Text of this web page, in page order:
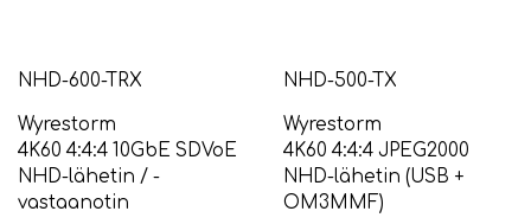
NHD-600-TRX
Wyrestorm
4K60 4:4:4 10GbE SDVoE
NHD-lähetin / -
vastaanotin
NHD-500-TX
Wyrestorm
4K60 4:4:4 JPEG2000
NHD-lähetin (USB +
OM3MMF)